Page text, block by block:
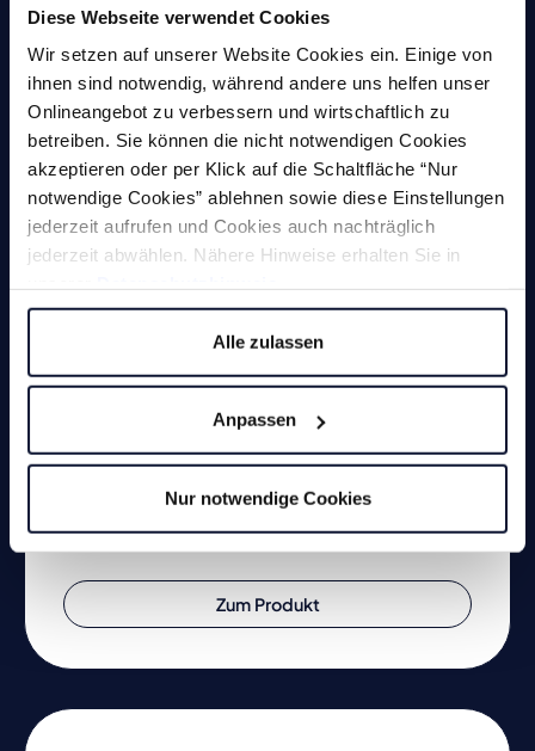
Diese Webseite verwendet Cookies
Wir setzen auf unserer Website Cookies ein. Einige von
ihnen sind notwendig, während andere uns helfen unser
Onlineangebot zu verbessern und wirtschaftlich zu
betreiben. Sie können die nicht notwendigen Cookies
akzeptieren oder per Klick auf die Schaltfläche “Nur
notwendige Cookies” ablehnen sowie diese Einstellungen
jederzeit aufrufen und Cookies auch nachträglich
jederzeit abwählen. Nähere Hinweise erhalten Sie in
Alle zulassen
Anpassen
Nur notwendige Cookies
Zum Produkt
Magnetschweißwinkel MLA
Winkelverstellbarer Permanent-Schweißwinkel für Innen-
und Außenschweißungen.
Zum Produkt